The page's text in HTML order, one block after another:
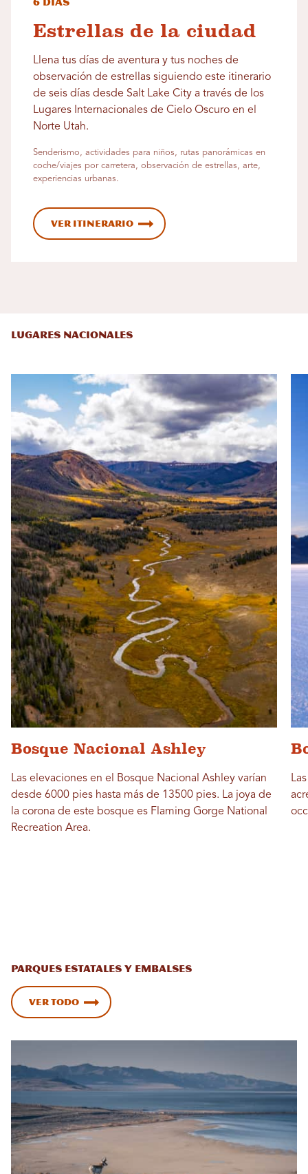
Estrellas de la ciudad
Llena tus días de aventura y tus noches de
observación de estrellas siguiendo este itinerario
de seis días desde Salt Lake City a través de los
Lugares Internacionales de Cielo Oscuro en el
Norte Utah.
Senderismo, actividades para niños, rutas panorámicas en
coche/viajes por carretera, observación de estrellas, arte,
experiencias urbanas.
Ver itinerario
LUGARES NACIONALES
Bosque Nacional Ashley
Las elevaciones en el Bosque Nacional Ashley varían
desde 6000 pies hasta más de 13500 pies. La joya de
la corona de este bosque es Flaming Gorge National
Recreation Area.
Parques estatales y embalses
Ver todo